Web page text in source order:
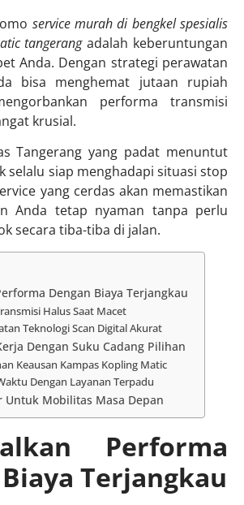
service murah di bengkel spesialis
tangerangadalah keberuntungan
Anda. Dengan strategi perawatan
bisa menghemat jutaan rupiah
performa transmisi
krusial.
Tangerang yang padat menuntut
selalu siap menghadapi situasi stop
yang cerdas akan memastikan
Anda tetap nyaman tanpa perlu
secara tiba-tiba di jalan.
Dengan Biaya Terjangkau
Halus Saat Macet
Teknologi Scan Digital Akurat
Dengan Suku Cadang Pilihan
Keausan Kampas Kopling Matic
Dengan Layanan Terpadu
Untuk Mobilitas Masa Depan
Performa
Terjangkau